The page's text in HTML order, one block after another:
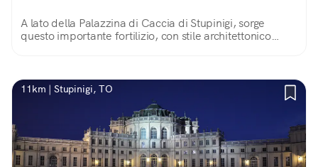
A lato della Palazzina di Caccia di Stupinigi, sorge
questo importante fortilizio, con stile architettonico
11km | Stupinigi, TO